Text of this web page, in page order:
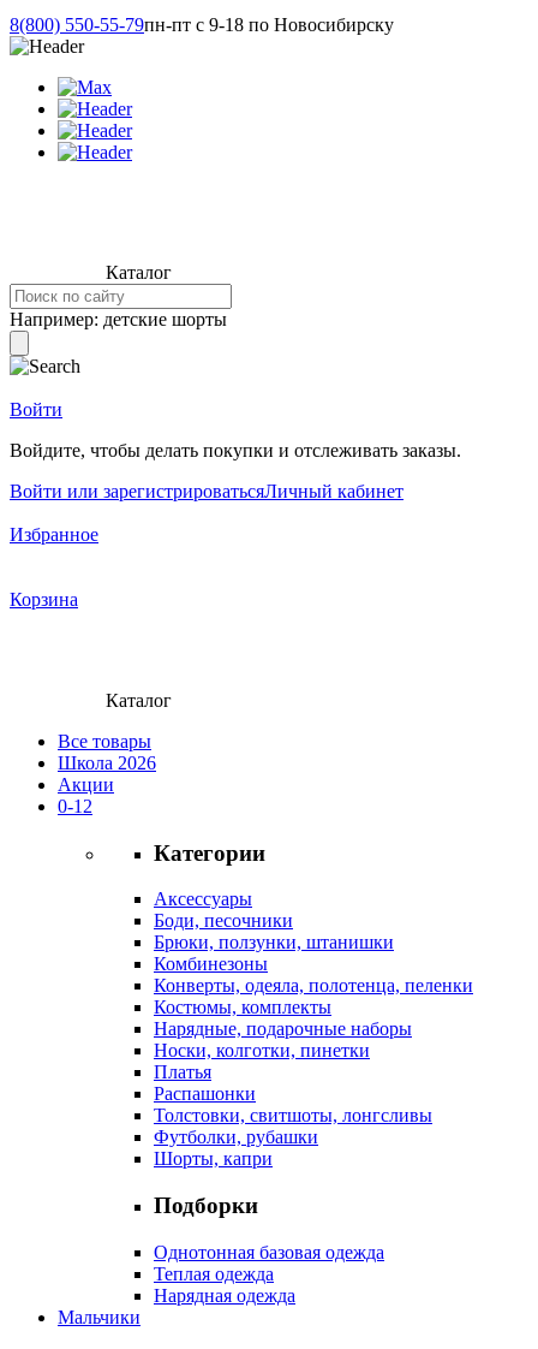
8(800) 550-55-79пн-пт с 9-18 по Новосибирску
Каталог
Например: детские шорты
Войти
Войдите, чтобы делать покупки и отслеживать заказы.
Войти или зарегистрироватьсяЛичный кабинет
Избранное
Корзина
Каталог
Все товары
Школа 2026
Акции
0-12
Категории
Аксессуары
Боди, песочники
Брюки, ползунки, штанишки
Комбинезоны
Конверты, одеяла, полотенца, пеленки
Костюмы, комплекты
Нарядные, подарочные наборы
Носки, колготки, пинетки
Платья
Распашонки
Толстовки, свитшоты, лонгсливы
Футболки, рубашки
Шорты, капри
Подборки
Однотонная базовая одежда
Теплая одежда
Нарядная одежда
Мальчики